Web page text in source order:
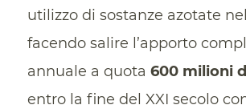
utilizzo di sostanze azotate
facendo salire l’apporto
annuale a quota 600 milioni
entro la fine del XXI secolo